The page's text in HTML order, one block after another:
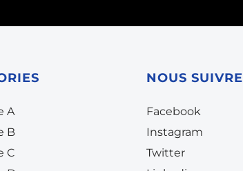
A
B
C
NOUS SUIVRE
Facebook
Instagram
Twitter